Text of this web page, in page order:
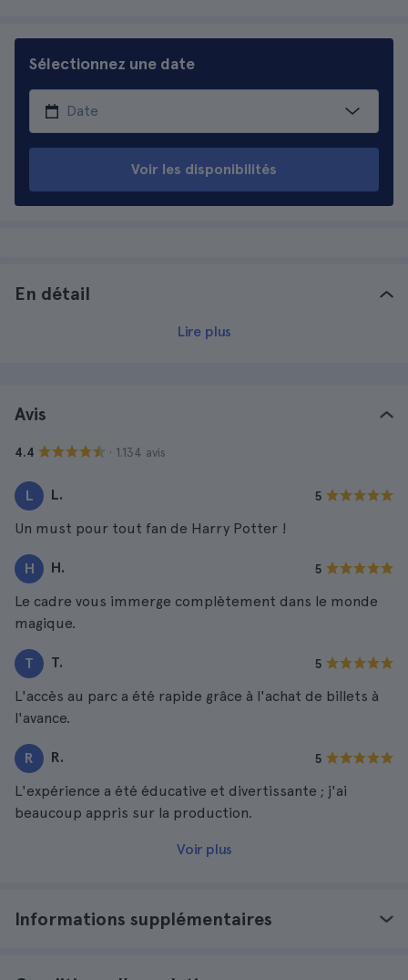
Sélectionnez une date
Voir les disponibilités
En détail
Lire plus
Avis
4.4 · 1.134 avis
L L. 5
Un must pour tout fan de Harry Potter !
H H. 5
Le cadre vous immerge complètement dans le monde
magique.
T T. 5
L'accès au parc a été rapide grâce à l'achat de billets à
l'avance.
R R. 5
L'expérience a été éducative et divertissante ; j'ai
beaucoup appris sur la production.
Voir plus
Informations supplémentaires